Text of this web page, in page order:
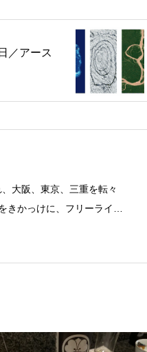
／アース
大阪、東京、三重を転々
かっけに、フリーライタ
評論社に入社。その後再
テンツの制作。プライベー